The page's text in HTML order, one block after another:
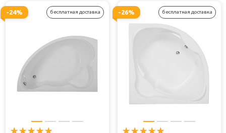
-24% бесплатная доставка -26% бесплатная доставка